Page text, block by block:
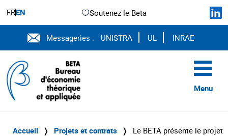
FREN Soutenez le Beta
Messageries : UNISTRA UL INRAE
Menu
Accueil ❭ Projets et contrats ❭
Le BETA présente le projet